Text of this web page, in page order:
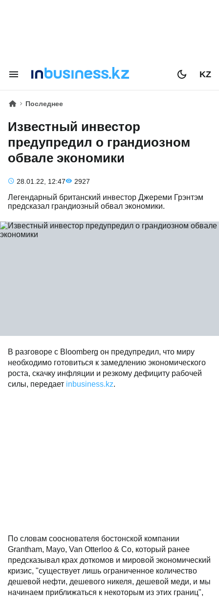
KZ
Последнее
Известный инвестор
предупредил о грандиозном
обвале экономики
28.01.22, 12:47 2927
Легендарный британский инвестор Джереми Грэнтэм
предсказал грандиозный обвал экономики.
В разговоре с Bloomberg он предупредил, что миру
необходимо готовиться к замедлению экономического
роста, скачку инфляции и резкому дефициту рабочей
силы, передает inbusiness.kz.
По словам сооснователя бостонской компании
Grantham, Mayo, Van Otterloo & Co, который ранее
предсказывал крах доткомов и мировой экономический
кризис, "существует лишь ограниченное количество
дешевой нефти, дешевого никеля, дешевой меди, и мы
начинаем приближаться к некоторым из этих границ",